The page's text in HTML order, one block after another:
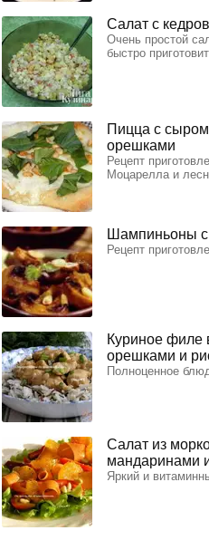
Салат с
Очень простой
быстро
Пицца с
орешками
Рецепт
Моцарелла и
Шампиньоны
Рецепт
Куриное филе
орешками и
Полноценное
Салат из
мандаринами
Яркий и